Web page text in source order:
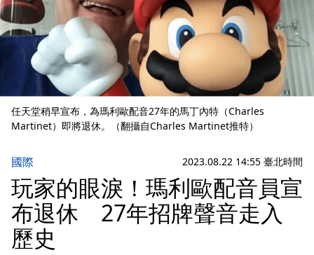
任天堂稍早宣布，為瑪利歐配音27年的馬丁內特（Charles
Martinet）即將退休。（翻攝自Charles Martinet推特）
國際 2023.08.22 14:55 臺北時間
玩家的眼淚！瑪利歐配音員宣
布退休 27年招牌聲音走入
歷史